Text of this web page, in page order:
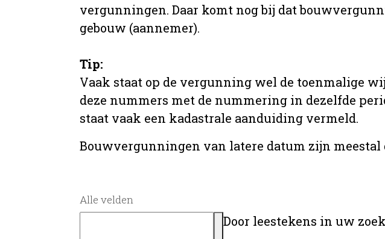
vergunningen. Daar komt nog bij dat
gebouw (aannemer).
Tip:
Vaak staat op de vergunning wel de toenmalige
deze nummers met de nummering in dezelfde
staat vaak een kadastrale aanduiding vermeld.
Bouwvergunningen van latere datum zijn meestal
Alle velden
Door leestekens in uw